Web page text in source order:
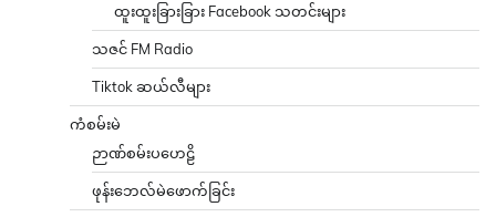
ထူးထူးခြားခြား Facebook သတင်းများ
သဇင် FM Radio
Tiktok ဆယ်လီများ
ကံစမ်းမဲ
ဉာဏ်စမ်းပဟေဠိ
ဖုန်းဘေလ်မဲဖောက်ခြင်း